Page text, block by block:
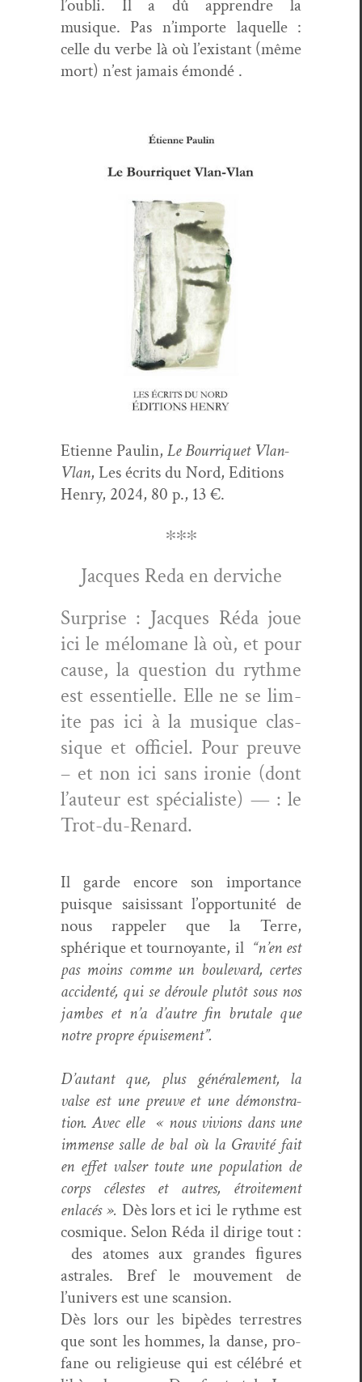
l’ou­bli. Il a dû appren­dre la
musique. Pas n’im­porte laque­lle :
celle du verbe là où l’ex­is­tant (même
mort) n’est jamais émondé .
Eti­enne Paulin, Le Bour­ri­quet Vlan-
Vlan, Les écrits du Nord, Edi­tions
Hen­ry, 2024, 80 p., 13 €.
∗∗∗
Jacques Reda en derviche
Sur­prise : Jacques Réda joue
ici le mélo­mane là où, et pour
cause, la ques­tion du rythme
est essen­tielle. Elle ne se lim­
ite pas ici à la musique clas­
sique et offi­ciel. Pour preuve
– et non ici sans ironie (dont
l’auteur est spé­cial­iste) — : le
Trot-du-Renard.
Il garde encore son impor­tance
puisque sai­sis­sant l’opportunité de
nous rap­pel­er que la Terre,
sphérique et tournoy­ante, il “n’en est
pas moins comme un boule­vard, certes
acci­den­té, qui se déroule plutôt sous nos
jambes et n’a d’autre ﬁn bru­tale que
notre pro­pre épuisement”.
D’autant que, plus générale­ment, la
valse est une preuve et une démon­stra­
tion. Avec elle « nous viv­ions dans une
immense salle de bal où la Grav­ité fait
en effet valser toute une pop­u­la­tion de
corps célestes et autres, étroite­ment
enlacés ». Dès lors et ici le rythme est
cos­mique. Selon Réda il dirige tout :
des atom­es aux grandes ﬁgures
astrales. Bref le mou­ve­ment de
l’univers est une scansion.
Dès lors our les bipèdes ter­restres
que sont les hommes, la danse, pro­
fane ou religieuse qui est célébré et